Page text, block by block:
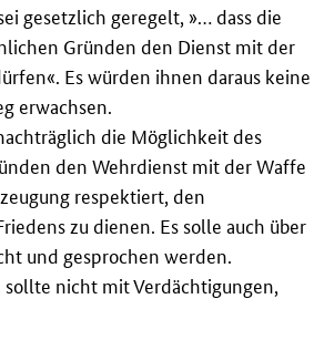
gesetzlich geregelt, »… dass die
Gründen den Dienst mit der
Es würden ihnen daraus keine
erwachsen.
die Möglichkeit des
den Wehrdienst mit der Waffe
respektiert, den
zu dienen. Es solle auch über
und gesprochen werden.
sollte nicht mit Verdächtigungen,